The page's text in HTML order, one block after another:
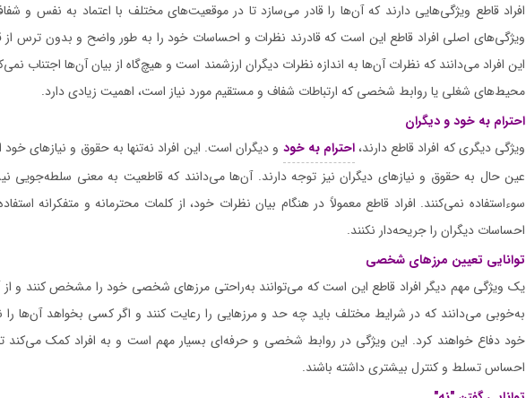
افراد قاطع ویژگی‌هایی دارند که آن‌ها را قادر می‌سازد تا در موقعیت‌های مختلف با اعتماد به نفس و
ویژگی‌های اصلی افراد قاطع این است که قادرند نظرات و احساسات خود را به طور واضح و بدون ترس از
این افراد می‌دانند که نظرات آن‌ها به اندازه نظرات دیگران ارزشمند است و هیچ‌گاه از بیان آن‌ها اجتناب
محیط‌های شغلی یا روابط شخصی که ارتباطات شفاف و مستقیم مورد نیاز است، اهمیت زیادی دارد.
احترام به خود و دیگران
ویژگی دیگری که افراد قاطع دارند،احترام به خود و دیگران است. این افراد نه‌تنها به حقوق و نیازهای خود
عین حال به حقوق و نیازهای دیگران نیز توجه دارند. آن‌ها می‌دانند که قاطعیت به معنی سلطه‌جویی
سوءاستفاده نمی‌کنند. افراد قاطع معمولاً در هنگام بیان نظرات خود، از کلمات محترمانه و متفکرانه
احساسات دیگران را جریحه‌دار نکنند.
توانایی تعیین مرزهای شخصی
یک ویژگی مهم دیگر افراد قاطع این است که می‌توانند به‌راحتی مرزهای شخصی خود را مشخص کنند و از
به‌خوبی می‌دانند که در شرایط مختلف باید چه حد و مرزهایی را رعایت کنند و اگر کسی بخواهد آن‌ها را
خود دفاع خواهند کرد. این ویژگی در روابط شخصی و حرفه‌ای بسیار مهم است و به افراد کمک می‌کند
احساس تسلط و کنترل بیشتری داشته باشند.